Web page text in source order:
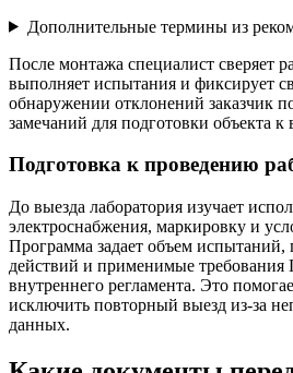
Дополнительные термины из
После монтажа специалист сверяет
выполняет испытания и фиксирует
обнаружении отклонений заказчик
замечаний для подготовки объекта
Подготовка к проведению
До выезда лаборатория изучает
электроснабжения, маркировку и
Программа задает объем испытаний,
действий и применимые
внутреннего регламента. Это
исключить повторный выезд из-за
данных.